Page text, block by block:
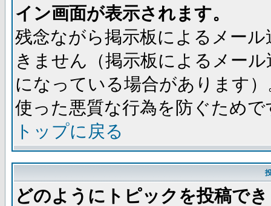
イン画面が表示されます。
残念ながら掲示板によるメー
きません（掲示板によるメー
になっている場合があります
使った悪質な行為を防ぐためで
トップに戻る
どのようにトピックを投稿で